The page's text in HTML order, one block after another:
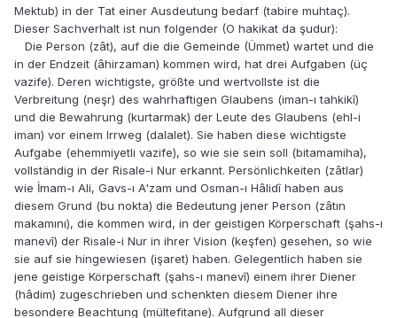
Mektub) in der Tat einer Ausdeutung bedarf (tabire muhtaç).
Dieser Sachverhalt ist nun folgender (O hakikat da şudur):
Die Person (zât), auf die die Gemeinde (Ümmet) wartet und die
in der Endzeit (âhirzaman) kommen wird, hat drei Aufgaben (üç
vazife). Deren wichtigste, größte und wertvollste ist die
Verbreitung (neşr) des wahrhaftigen Glaubens (iman-ı tahkikî)
und die Bewahrung (kurtarmak) der Leute des Glaubens (ehl-i
iman) vor einem Irrweg (dalalet). Sie haben diese wichtigste
Aufgabe (ehemmiyetli vazife), so wie sie sein soll (bitamamiha),
vollständig in der Risale-i Nur erkannt. Persönlichkeiten (zâtlar)
wie İmam-ı Ali, Gavs-ı A'zam und Osman-ı Hâlidî haben aus
diesem Grund (bu nokta) die Bedeutung jener Person (zâtın
makamını), die kommen wird, in der geistigen Körperschaft (şahs-ı
manevî) der Risale-i Nur in ihrer Vision (keşfen) gesehen, so wie
sie auf sie hingewiesen (işaret) haben. Gelegentlich haben sie
jene geistige Körperschaft (şahs-ı manevî) einem ihrer Diener
(hâdim) zugeschrieben und schenkten diesem Diener ihre
besondere Beachtung (mültefitane). Aufgrund all dieser